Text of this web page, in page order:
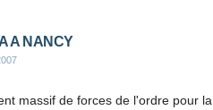
A NANCY
massif de forces de l'ordre pour